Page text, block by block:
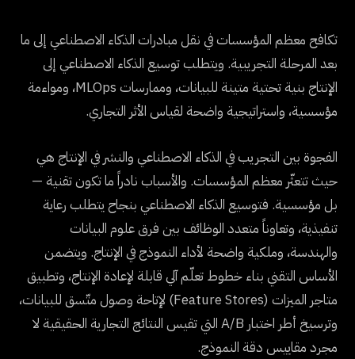
تكافح معظم المؤسسات في نقل مبادرات الذكاء الاصطناعي إلى ما
بعد المرحلة التجريبية. ويتطلب توسيع الذكاء الاصطناعي إلى
الإنتاج بنية تحتية متينة للبيانات، وممارسات MLOps، ومواءمة
مؤسسية، واستراتيجية واضحة لقياس الأثر التجاري.
الفجوة بين التجريب في الذكاء الاصطناعي والنشر في الإنتاج هي
حيث تتعثّر معظم المؤسسات. والأسباب نادراً ما تكون تقنية —
بل مؤسسية. فتوسيع الذكاء الاصطناعي بنجاح يتطلب رعاية
تنفيذية، وتعاوناً متعدد الوظائف بين فرق علوم البيانات
والهندسة، وملكية واضحة لأداء النموذج في الإنتاج. ويتضمن
الأساس التقني بناء خطوط تعلّم آلي قابلة لإعادة الإنتاج، وتطبيق
متاجر الميزات (Feature Stores) لإتاحة وصول متّسق للبيانات،
وترسيخ أطر اختبار A/B التي تقيس النتائج التجارية الحقيقية لا
مجرد مقاييس دقة النموذج.